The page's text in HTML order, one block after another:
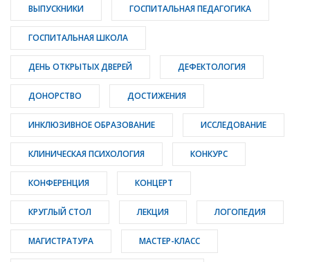
ВЫПУСКНИКИ ГОСПИТАЛЬНАЯ ПЕДАГОГИКА
ГОСПИТАЛЬНАЯ ШКОЛА
ДЕНЬ ОТКРЫТЫХ ДВЕРЕЙ ДЕФЕКТОЛОГИЯ
ДОНОРСТВО ДОСТИЖЕНИЯ
ИНКЛЮЗИВНОЕ ОБРАЗОВАНИЕ ИССЛЕДОВАНИЕ
КЛИНИЧЕСКАЯ ПСИХОЛОГИЯ КОНКУРС
КОНФЕРЕНЦИЯ КОНЦЕРТ
КРУГЛЫЙ СТОЛ ЛЕКЦИЯ ЛОГОПЕДИЯ
МАГИСТРАТУРА МАСТЕР-КЛАСС